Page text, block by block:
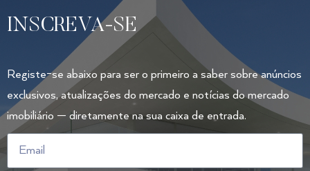
INSCREVA-SE
Registe-se abaixo para ser o primeiro a saber sobre anúncios
exclusivos, atualizações do mercado e notícias do mercado
imobiliário — diretamente na sua caixa de entrada.